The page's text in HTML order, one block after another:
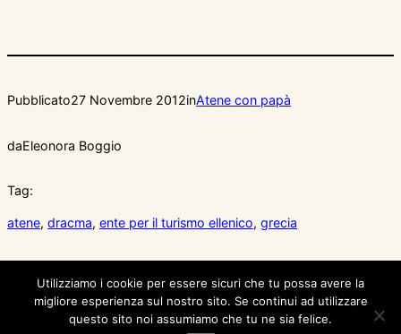
Pubblicato27 Novembre 2012inAtene con papà
daEleonora Boggio
Tag:
atene, dracma, ente per il turismo ellenico, grecia
Utilizziamo i cookie per essere sicuri che tu possa avere la
migliore esperienza sul nostro sito. Se continui ad utilizzare
questo sito noi assumiamo che tu ne sia felice.